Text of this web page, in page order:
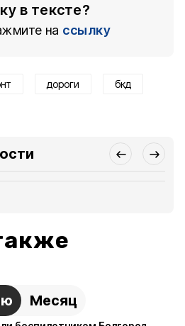
в тексте?
на ссылку
дороги бкд
Месяц